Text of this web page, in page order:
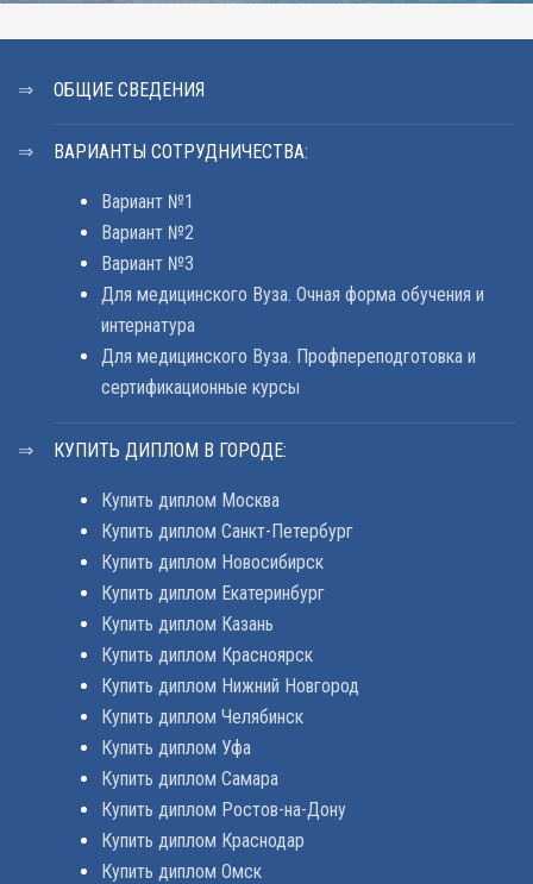
ОБЩИЕ СВЕДЕНИЯ
ВАРИАНТЫ СОТРУДНИЧЕСТВА:
Вариант №1
Вариант №2
Вариант №3
Для медицинского Вуза. Очная форма обучения и
интернатура
Для медицинского Вуза. Профпереподготовка и
сертификационные курсы
КУПИТЬ ДИПЛОМ В ГОРОДЕ:
Купить диплом Москва
Купить диплом Санкт-Петербург
Купить диплом Новосибирск
Купить диплом Екатеринбург
Купить диплом Казань
Купить диплом Красноярск
Купить диплом Нижний Новгород
Купить диплом Челябинск
Купить диплом Уфа
Купить диплом Самара
Купить диплом Ростов-на-Дону
Купить диплом Краснодар
Купить диплом Омск